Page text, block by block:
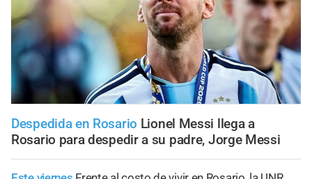
Despedida en Rosario Lionel Messi llega a
Rosario para despedir a su padre, Jorge Messi